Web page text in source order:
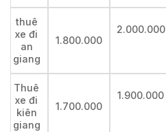
thuê
xe đi
an
giang
1.800.000
2.000.000
Thuê
xe đi
kiên
giang
1.700.000
1.900.000